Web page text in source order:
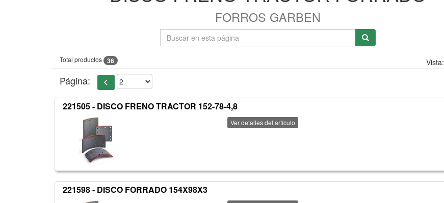
FORROS GARBEN
Total productos 36 Vista:
Página:
221505 - DISCO FRENO TRACTOR 152-78-4,8
Ver detalles del artículo
221598 - DISCO FORRADO 154X98X3